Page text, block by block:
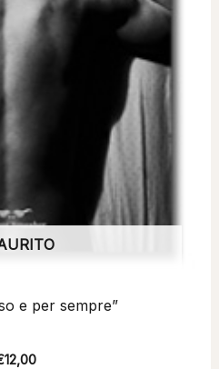
e per sempre”
12,00